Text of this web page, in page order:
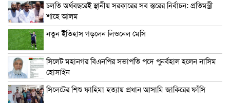
চলতি অর্থবছরেই স্থানীয় সরকারের সব স্তরের নির্বাচন: প্রতিমন্ত্রী
শাহে আলম
নতুন ইতিহাস গড়লেন লিওনেল মেসি
সিলেট মহানগর বিএনপির সভাপতি পদে পুনর্বহাল হলেন নাসিম
হোসাইন
সিলেটের শিশু ফাহিমা হত্যায় প্রধান আসামি জাকিরের ফাঁসি